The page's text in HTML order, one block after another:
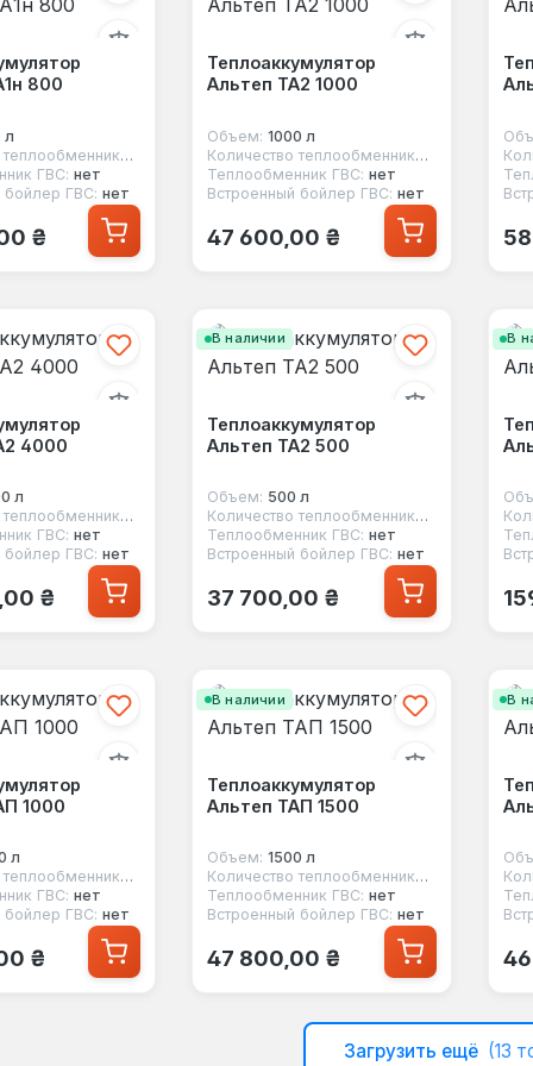
800
л
Количество теплообменников:
ГВС: нет
бойлер ГВС: нет
₴
Теплоаккумулятор
Альтеп ТА2 1000
Объем: 1000 л
Количество теплообменников:
Теплообменник ГВС: нет
Встроенный бойлер ГВС: нет
Обычная цена:
47 600,00 ₴
4000
л
Количество теплообменников:
ГВС: нет
бойлер ГВС: нет
₴
В наличии
Теплоаккумулятор
Альтеп ТА2 500
Объем: 500 л
Количество теплообменников:
Теплообменник ГВС: нет
Встроенный бойлер ГВС: нет
Обычная цена:
37 700,00 ₴
В
1000
л
Количество теплообменников:
ГВС: нет
бойлер ГВС: нет
₴
В наличии
Теплоаккумулятор
Альтеп ТАП 1500
Объем: 1500 л
Количество теплообменников:
Теплообменник ГВС: нет
Встроенный бойлер ГВС: нет
Обычная цена:
47 800,00 ₴
В
Загрузить ещё (13